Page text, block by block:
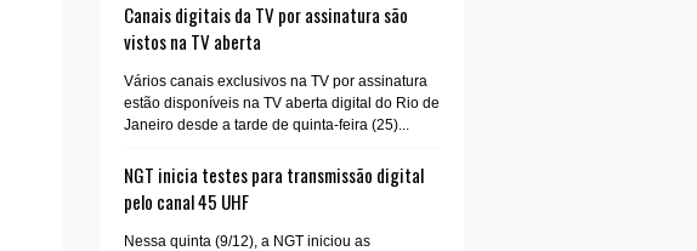
Canais digitais da TV por assinatura são
vistos na TV aberta
Vários canais exclusivos na TV por assinatura
estão disponíveis na TV aberta digital do Rio de
Janeiro desde a tarde de quinta-feira (25)...
NGT inicia testes para transmissão digital
pelo canal 45 UHF
Nessa quinta (9/12), a NGT iniciou as